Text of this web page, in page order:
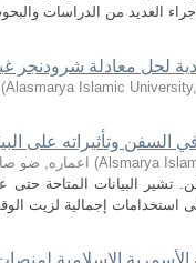
لحل معادلة شرودنجر
(Alasmarya Islamic University,
السفن وتأثيراته على
اعماره, ضو (Alsmarya
الإسلامية